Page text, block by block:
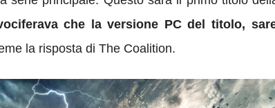
che la versione PC del titolo,
la risposta di The Coalition.